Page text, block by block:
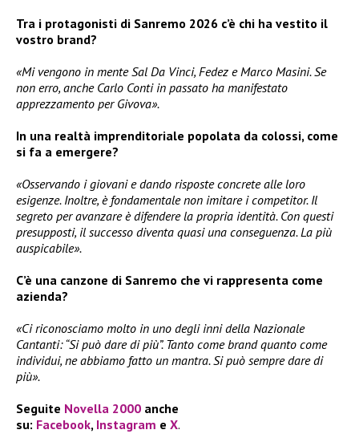
Tra i protagonisti di Sanremo 2026 c’è chi ha vestito il
vostro brand?
«Mi vengono in mente Sal Da Vinci, Fedez e Marco Masini. Se
non erro, anche Carlo Conti in passato ha manifestato
apprezzamento per Givova».
In una realtà imprenditoriale popolata da colossi, come
si fa a emergere?
«Osservando i giovani e dando risposte concrete alle loro
esigenze. Inoltre, è fondamentale non imitare i competitor. Il
segreto per avanzare è difendere la propria identità. Con questi
presupposti, il successo diventa quasi una conseguenza. La più
auspicabile».
C’è una canzone di Sanremo che vi rappresenta come
azienda?
«Ci riconosciamo molto in uno degli inni della Nazionale
Cantanti: “Si può dare di più”. Tanto come brand quanto come
individui, ne abbiamo fatto un mantra. Si può sempre dare di
più».
Seguite Novella 2000 anche
su: Facebook, Instagram e X.